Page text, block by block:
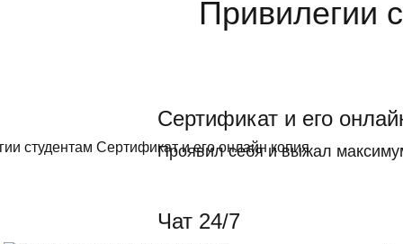
Сертификат и его
Проявил себя и выжал
Чат 24/7